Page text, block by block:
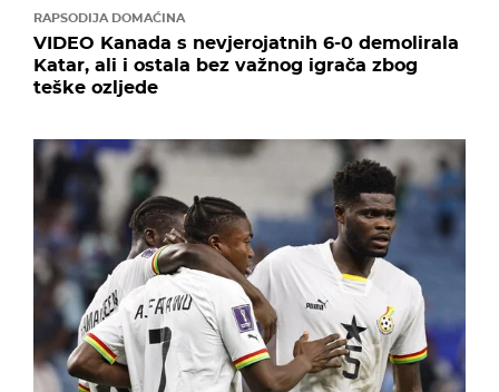
RAPSODIJA DOMAĆINA
VIDEO Kanada s nevjerojatnih 6-0 demolirala
Katar, ali i ostala bez važnog igrača zbog
teške ozljede